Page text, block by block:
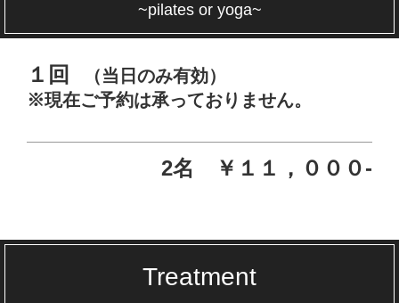
~pilates or yoga~
１回
（当日のみ有効）
※現在ご予約は承っておりません。
2名 ￥１１，０００-
Treatment